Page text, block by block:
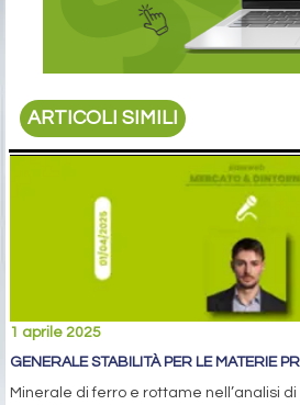
ARTICOLI SIMILI
1 aprile 2025
GENERALE STABILITÀ PER LE MATERIE
Minerale di ferro e rottame nell’analisi